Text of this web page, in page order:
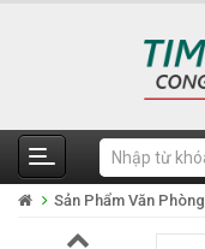
Sản Phẩm Văn Phòng